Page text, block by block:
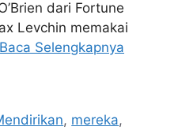
dari Fortune
Levchin memakai
Baca Selengkapnya
, mereka,